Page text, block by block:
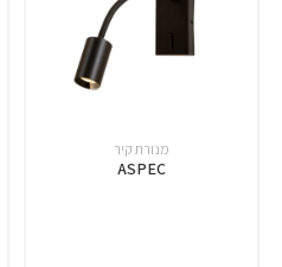
מנורת קיר
ASPEC